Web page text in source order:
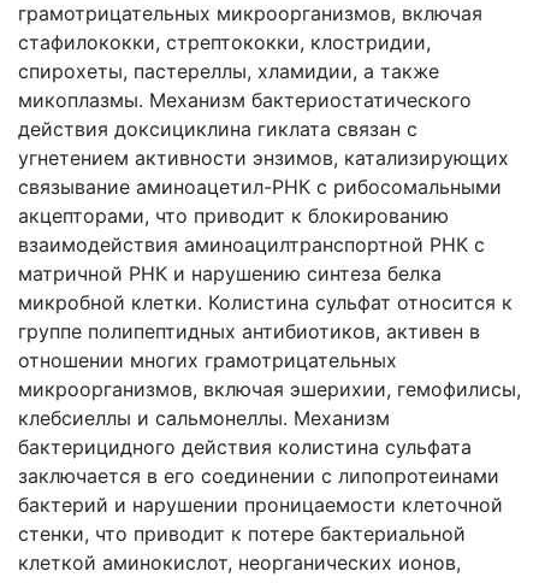
грамотрицательных микроорганизмов, включая
стафилококки, стрептококки, клостридии,
спирохеты, пастереллы, хламидии, а также
микоплазмы. Механизм бактериостатического
действия доксициклина гиклата связан с
угнетением активности энзимов, катализирующих
связывание аминоацетил-РНК с рибосомальными
акцепторами, что приводит к блокированию
взаимодействия аминоацилтранспортной РНК с
матричной РНК и нарушению синтеза белка
микробной клетки. Колистина сульфат относится к
группе полипептидных антибиотиков, активен в
отношении многих грамотрицательных
микроорганизмов, включая эшерихии, гемофилисы,
клебсиеллы и сальмонеллы. Механизм
бактерицидного действия колистина сульфата
заключается в его соединении с липопротеинами
бактерий и нарушении проницаемости клеточной
стенки, что приводит к потере бактериальной
клеткой аминокислот, неорганических ионов,